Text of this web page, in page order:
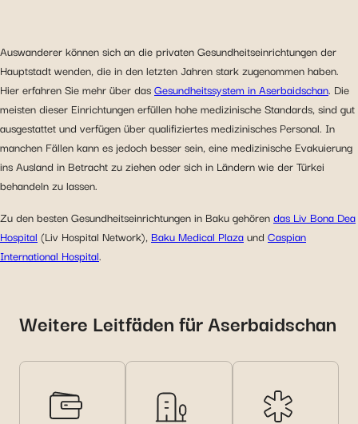
Auswanderer können sich an die privaten Gesundheitseinrichtungen der
Hauptstadt wenden, die in den letzten Jahren stark zugenommen haben.
Hier erfahren Sie mehr über dasGesundheitssystem in Aserbaidschan. Die
meisten dieser Einrichtungen erfüllen hohe medizinische Standards, sind gut
ausgestattet und verfügen über qualifiziertes medizinisches Personal. In
manchen Fällen kann es jedoch besser sein, eine medizinische Evakuierung
ins Ausland in Betracht zu ziehen oder sich in Ländern wie der Türkei
behandeln zu lassen.
Zu den besten Gesundheitseinrichtungen in Baku gehörendas Liv Bona Dea
Hospital (Liv Hospital Network), Baku Medical Plazaund Caspian
International Hospital.
Weitere Leitfäden für Aserbaidschan